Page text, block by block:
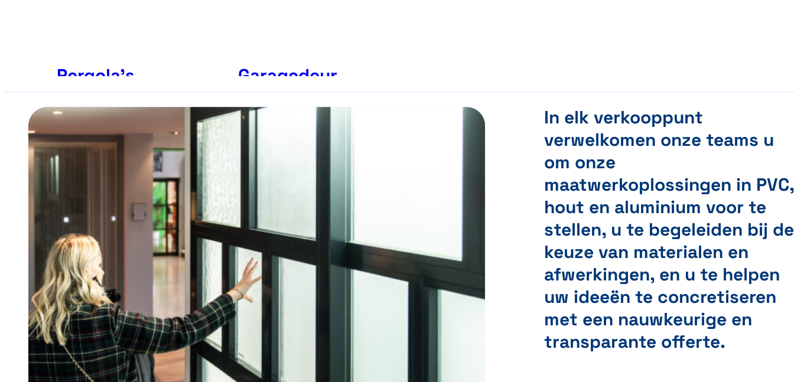
Pergola’s
Garagedeur
In elk verkooppunt
verwelkomen onze teams u
om onze
maatwerkoplossingen in PVC,
hout en aluminium voor te
stellen, u te begeleiden bij de
keuze van materialen en
afwerkingen, en u te helpen
uw ideeën te concretiseren
met een nauwkeurige en
transparante offerte.